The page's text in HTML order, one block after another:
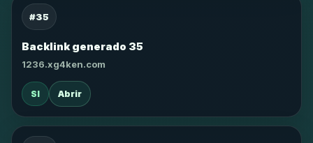
#35
Backlink generado 35
1236.xg4ken.com
SI Abrir